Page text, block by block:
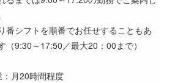
番シフトを順番でお任せすることもあ
（9:30～17:50／最大20：00まで）
：月20時間程度